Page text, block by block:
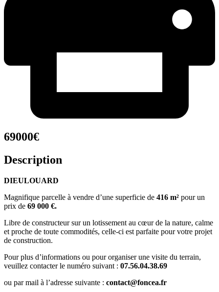
69000€
Description
DIEULOUARD
Magnifique parcelle à vendre d’une superficie de 416 m² pour un
prix de 69 000 €.
Libre de constructeur sur un lotissement au cœur de la nature, calme
et proche de toute commodités, celle-ci est parfaite pour votre projet
de construction.
Pour plus d’informations ou pour organiser une visite du terrain,
veuillez contacter le numéro suivant : 07.56.04.38.69
ou par mail à l’adresse suivante : contact@foncea.fr